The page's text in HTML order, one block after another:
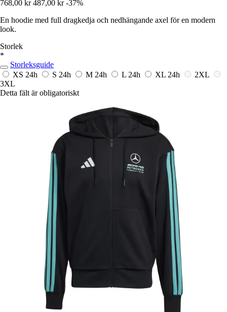
768,00 kr 487,00 kr -37%
En hoodie med full dragkedja och nedhängande axel för en modern
look.
Storlek
*
Storleksguide
XS 24h S 24h M 24h L 24h XL 24h
2XL
3XL
Detta fält är obligatoriskt